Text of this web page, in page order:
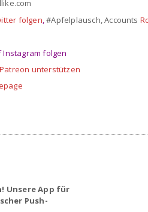
folgen,#Apfelplausch, Accounts
folgen
unterstützen
Unsere App für
Push-